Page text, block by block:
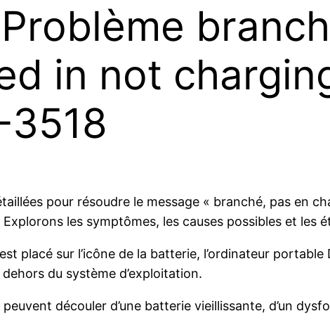
in not
pour résoudre le message « branché, pas en
les symptômes, les causes possibles et les
placé sur l’icône de la batterie, l’ordinateur portable
du système d’exploitation.
découler d’une batterie vieillissante, d’un